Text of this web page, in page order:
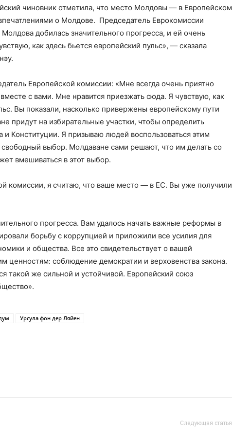
чиновник отметила, что место Молдовы — в Европейском
о Молдове. Председатель Еврокомиссии
добилась значительного прогресса, и ей очень
как здесь бьется европейский пульс», — сказала
Европейской комиссии: «Мне всегда очень приятно
с вами. Мне нравится приезжать сюда. Я чувствую, как
Вы показали, насколько привержены европейскому пути
придут на избирательные участки, чтобы определить
Конституции. Я призываю людей воспользоваться этим
свободный выбор. Молдаване сами решают, что им делать со
вмешиваться в этот выбор.
комиссии, я считаю, что ваше место — в ЕС. Вы уже получили
прогресса. Вам удалось начать важные реформы в
борьбу с коррупцией и приложили все усилия для
и общества. Все это свидетельствует о вашей
ценностям: соблюдение демократии и верховенства закона.
такой же сильной и устойчивой. Европейский союз
Урсула фон дер Ляйен
Следующая статья